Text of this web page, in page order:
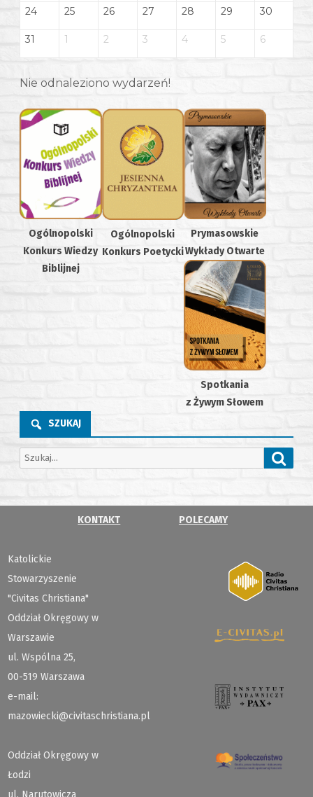
24 25 26 27 28 29 30
31 1 2 3 4 5 6
Nie odnaleziono wydarzeń!
Ogólnopolski
Konkurs Wiedzy
Biblijnej
Ogólnopolski
Konkurs Poetycki
Prymasowskie
Wykłady Otwarte
Spotkania
z Żywym Słowem
SZUKAJ
W
i
w
u
k
w
d
l
a
n
d
KONTAKT
Katolickie
Stowarzyszenie
"Civitas Christiana"
Oddział Okręgowy w
Warszawie
ul. Wspólna 25,
00-519 Warszawa
e-mail:
mazowiecki@civitaschristiana.pl
Oddział Okręgowy w
Łodzi
POLECAMY